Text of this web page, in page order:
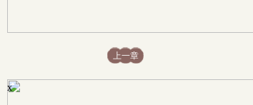
上一章
x